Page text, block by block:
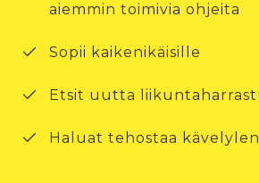
aiemmin toimivia ohjeita
Sopii kaikenikäisille
Etsit uutta
Haluat tehostaa